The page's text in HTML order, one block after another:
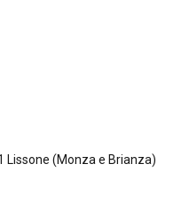
Lissone (Monza e Brianza)